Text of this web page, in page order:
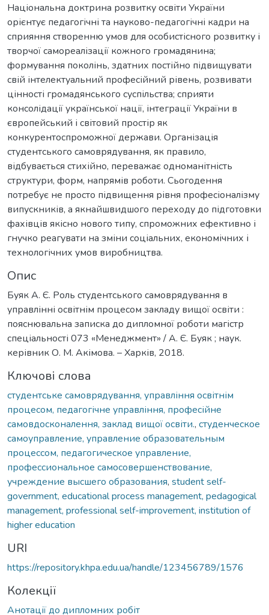
Національна доктрина розвитку освіти України
орієнтує педагогічні та науково-педагогічні кадри на
сприяння створенню умов для особистісного розвитку і
творчої самореалізації кожного громадянина;
формування поколінь, здатних постійно підвищувати
свій інтелектуальний професійний рівень, розвивати
цінності громадянського суспільства; сприяти
консолідації української нації, інтеграції України в
європейський і світовий простір як
конкурентоспроможної держави. Організація
студентського самоврядування, як правило,
відбувається стихійно, переважає одноманітність
структури, форм, напрямів роботи. Сьогодення
потребує не просто підвищення рівня професіоналізму
випускників, а якнайшвидшого переходу до підготовки
фахівців якісно нового типу, спроможних ефективно і
гнучко реагувати на зміни соціальних, економічних і
технологічних умов виробництва.
Опис
Буяк А. Є. Роль студентського самоврядування в
управлінні освітнім процесом закладу вищої освіти :
пояснювальна записка до дипломної роботи магістр
спеціальності 073 «Менеджмент» / А. Є. Буяк ; наук.
керівник О. М. Акімова. – Харків, 2018.
Ключові слова
студентське самоврядування, управління освітнім
процесом, педагогічне управління, професійне
самовдосконалення, заклад вищої освіти., студенческое
самоуправление, управление образовательным
процессом, педагогическое управление,
профессиональное самосовершенствование,
учреждение высшего образования, student self-
government, educational process management, pedagogical
management, professional self-improvement, institution of
higher education
URI
https://repository.khpa.edu.ua/handle/123456789/1576
Колекції
Анотації до дипломних робіт